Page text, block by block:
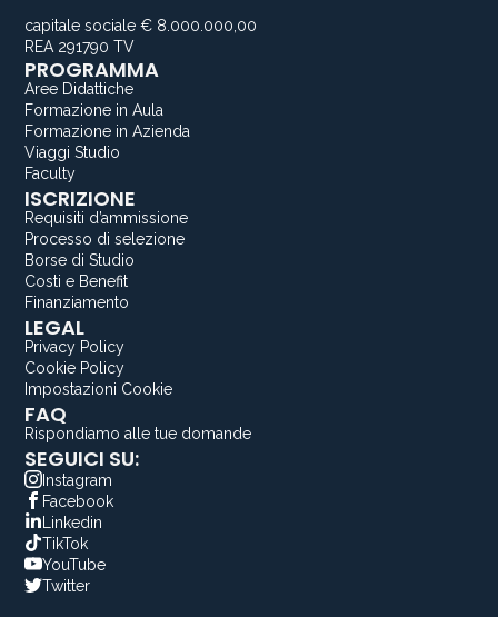
capitale sociale € 8.000.000,00
REA 291790 TV
PROGRAMMA
Aree Didattiche
Formazione in Aula
Formazione in Azienda
Viaggi Studio
Faculty
ISCRIZIONE
Requisiti d’ammissione
Processo di selezione
Borse di Studio
Costi e Benefit
Finanziamento
LEGAL
Privacy Policy
Cookie Policy
Impostazioni Cookie
FAQ
Rispondiamo alle tue domande
SEGUICI SU:
Instagram
Facebook
Linkedin
TikTok
YouTube
Twitter